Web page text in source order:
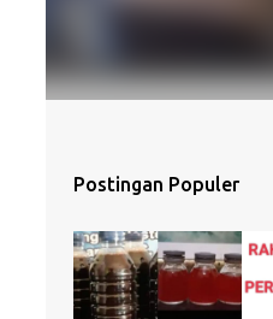
Postingan Populer